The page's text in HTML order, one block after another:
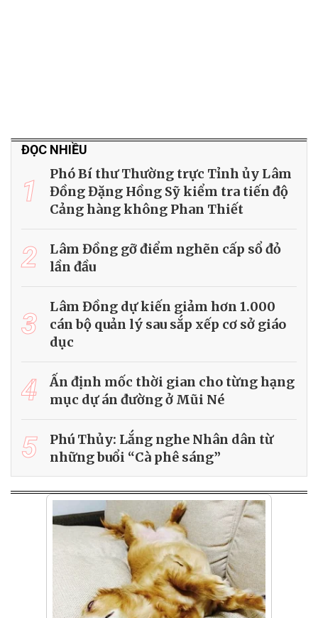
ĐỌC NHIỀU
1
Phó Bí thư Thường trực Tỉnh ủy Lâm
Đồng Đặng Hồng Sỹ kiểm tra tiến độ
Cảng hàng không Phan Thiết
2
Lâm Đồng gỡ điểm nghẽn cấp sổ đỏ
lần đầu
3
Lâm Đồng dự kiến giảm hơn 1.000
cán bộ quản lý sau sắp xếp cơ sở giáo
dục
4
Ấn định mốc thời gian cho từng hạng
mục dự án đường ở Mũi Né
5
Phú Thủy: Lắng nghe Nhân dân từ
những buổi “Cà phê sáng”